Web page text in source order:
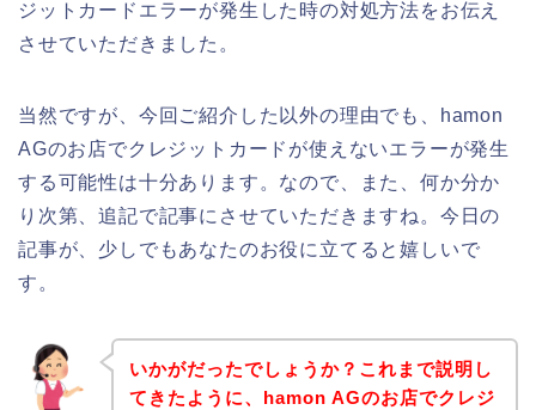
ジットカードエラーが発生した時の対処方法をお伝え
させていただきました。
当然ですが、今回ご紹介した以外の理由でも、hamon
AGのお店でクレジットカードが使えないエラーが発生
する可能性は十分あります。なので、また、何か分か
り次第、追記で記事にさせていただきますね。今日の
記事が、少しでもあなたのお役に立てると嬉しいで
す。
いかがだったでしょうか？これまで説明し
てきたように、hamon AGのお店でクレジ